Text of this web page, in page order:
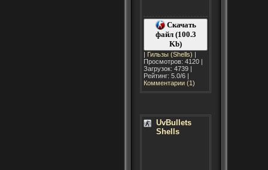
Скачать
файл (100.3
Kb)
| Гильзы (Shells) |
Просмотров: 4120 |
Загрузок: 4739 |
Рейтинг: 5.0/6 |
Комментарии (1)
UvBullets
Shells